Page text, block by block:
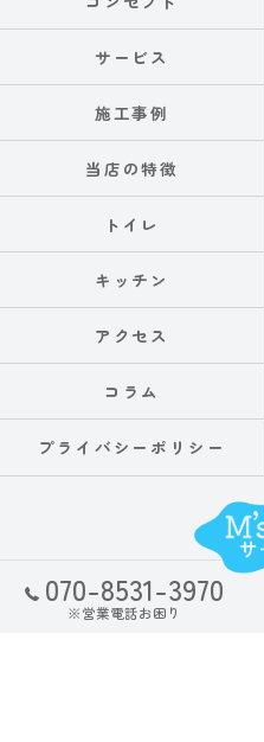
070-8531-3970
※営業電話お困り
サービス
施工事例
当店の特徴
トイレ
キッチン
アクセス
コラム
プライバシーポリシー
© 2026 兵庫県神戸の水漏れなら